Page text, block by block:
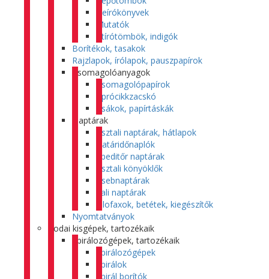
Beírókönyvek
Mutatók
Átírótömbök, indigók
Borítékok, tasakok
Rajzlapok, írólapok, pauszpapírok
Csomagolóanyagok
Csomagolópapírok
Aprócikkzacskó
Zsákok, papírtáskák
Naptárak
Asztali naptárak, hátlapok
Határidőnaplók
Speditőr naptárak
Asztali könyöklők
Zsebnaptárak
Fali naptárak
Filofaxok, betétek, kiegészítők
Nyomtatványok
Irodai kisgépek, tartozékaik
Spirálozógépek, tartozékaik
Spirálozógépek
Spirálok
Spirál borítók